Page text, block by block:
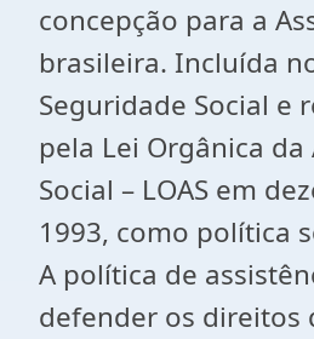
concepção para a
brasileira. Incluída
Seguridade Social e
pela Lei Orgânica da
Social – LOAS em
1993, como política
A política de
defender os direitos